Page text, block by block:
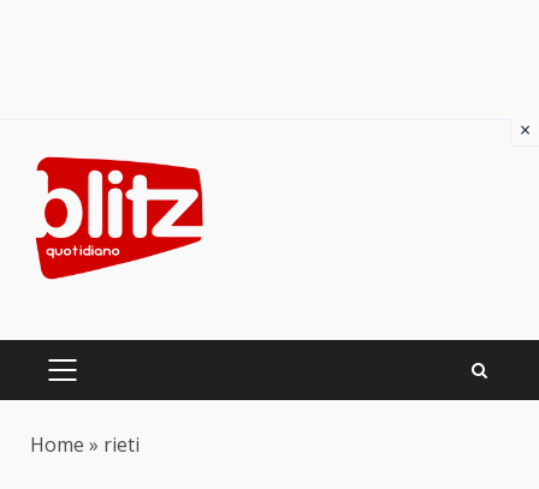
content
PRIMARY
Home » rieti
×